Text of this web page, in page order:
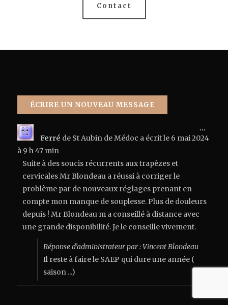
Contact
Ferré de St Aubin de Médoc a écrit le 6 mai 2024
à 9 h 47 min
Suite à des soucis récurrents aux trapèzes et
cervicales Mr Blondeau a réussi à corriger le
problème par de nouveaux réglages prenant en
compte mon manque de souplesse. Plus de douleurs
depuis ! Mr Blondeau m a conseillé à distance avec
une grande disponibilité. Je le conseille vivement.
Réponse d’administrateur par : Vincent Blondeau
Il reste à faire le SAEP qui dure une année (
saison ...)
...
cette
boîte